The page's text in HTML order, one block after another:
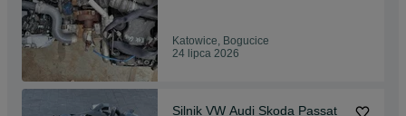
Katowice, Bogucice
24 lipca 2026
Silnik VW Audi Skoda Passat